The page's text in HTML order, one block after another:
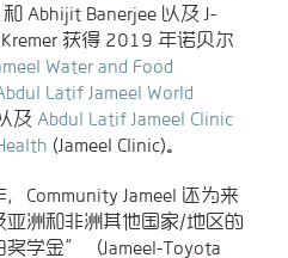
Abhijit Banerjee 以及 J-
获得 2019 年诺贝尔
Water and Food
Latif Jameel World
及 Abdul Latif Jameel Clinic
(Jameel Clinic)。
Community Jameel 还为来
亚洲和非洲其他国家/地区的
学金”（Jameel-Toyota